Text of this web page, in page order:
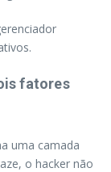
fatores
uma camada
o hacker não